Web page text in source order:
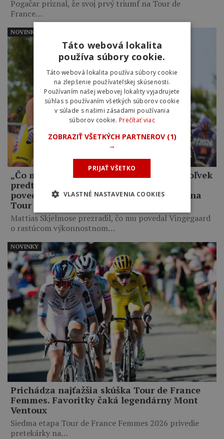
Pogačar priznal, že svoj prvý triumf na Tour de
France…
„Čo mám robiť, keď som lepší ako kedykoľvek
predtým, a on mi napriek tomu odíde?,“
povedal Jonas Vingegaard o Pogačarovi na
Tour de France
Mattias Skjelmose prezradil, čo mu povedal Vingegaard
o rastúcom výkonnostnom…
NOVINKY
Prichádza najťažšia skúška Tour de France
Femmes. Favoritky čaká legendárny Mont
Ventoux
Siedma etapa Tour de France Femmes 2026 privedie
pretekárky na…
NOVINKY
Táto webová lokalita
používa súbory cookie.
Táto webová lokalita používa súbory cookie
na zlepšenie používateľskej skúsenosti.
Používaním našej webovej lokality vyjadrujete
súhlas s používaním všetkých súborov cookie
v súlade s našimi zásadami používania
súborov cookie. Prečítať viac
ZOBRAZIŤ VŠETKÝCH PARTNEROV (1)
→
PRIJAŤ VŠETKO
VLASTNÉ NASTAVENIA COOKIES